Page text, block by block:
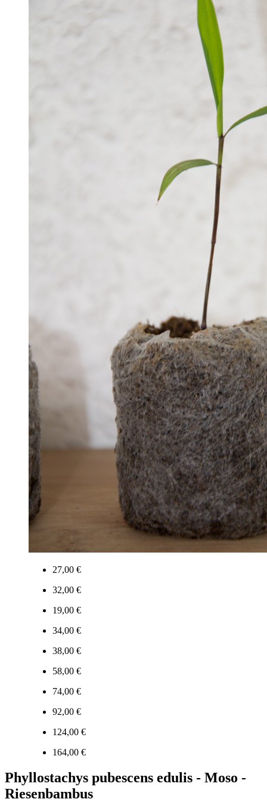
27,00 €
32,00 €
19,00 €
34,00 €
38,00 €
58,00 €
74,00 €
92,00 €
124,00 €
164,00 €
Phyllostachys pubescens edulis - Moso -
Riesenbambus